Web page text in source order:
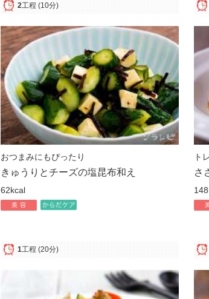
2工程 (10分)
おつまみにもぴったり
きゅうりとチーズの塩昆布和え
62kcal
1工程 (20分)
ト
さ